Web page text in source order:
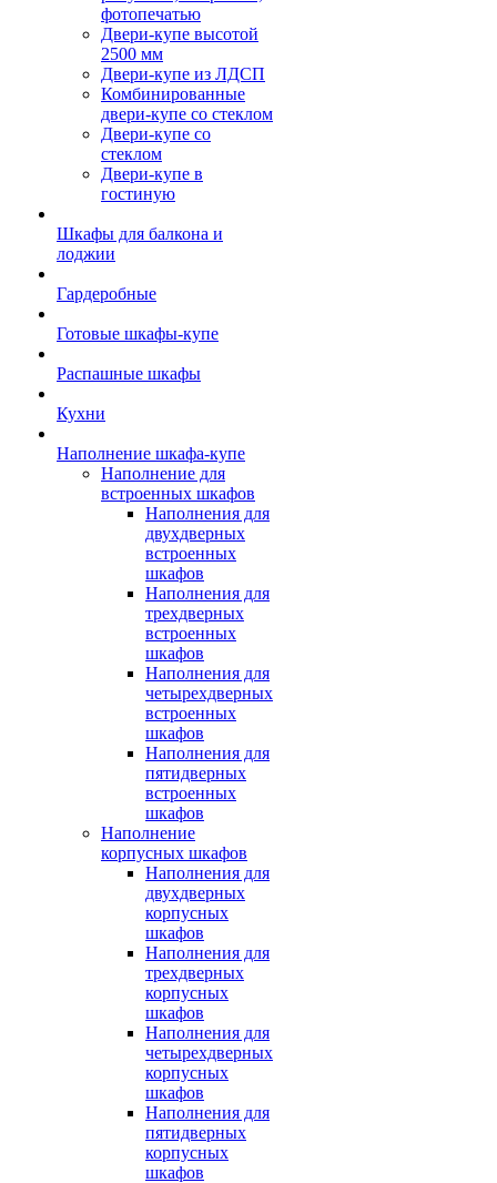
фотопечатью
Двери-купе высотой
2500 мм
Двери-купе из ЛДСП
Комбинированные
двери-купе со стеклом
Двери-купе со
стеклом
Двери-купе в
гостиную
Шкафы для балкона и
лоджии
Гардеробные
Готовые шкафы-купе
Распашные шкафы
Кухни
Наполнение шкафа-купе
Наполнение для
встроенных шкафов
Наполнения для
двухдверных
встроенных
шкафов
Наполнения для
трехдверных
встроенных
шкафов
Наполнения для
четырехдверных
встроенных
шкафов
Наполнения для
пятидверных
встроенных
шкафов
Наполнение
корпусных шкафов
Наполнения для
двухдверных
корпусных
шкафов
Наполнения для
трехдверных
корпусных
шкафов
Наполнения для
четырехдверных
корпусных
шкафов
Наполнения для
пятидверных
корпусных
шкафов